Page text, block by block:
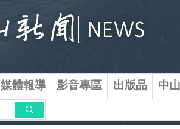
媒體報導 影音專區 出版品 中
搜尋